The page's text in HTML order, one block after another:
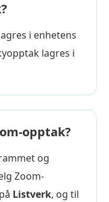
i enhetens
lagres i
opptak?
og
Zoom-
Listverk, og til